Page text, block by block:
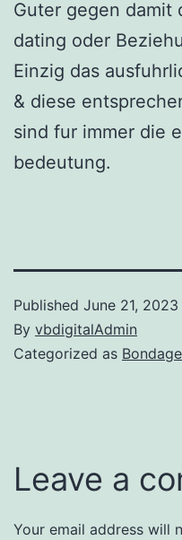
Guter gegen damit
dating oder
Einzig das
& diese
sind fur immer die
bedeutung.
Published June 21, 2023
By vbdigitalAdmin
Categorized as
Leave a
Your email address will